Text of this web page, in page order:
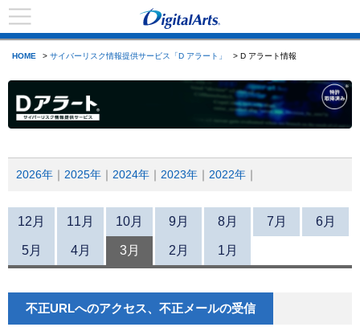
HOME > サイバーリスク情報提供サービス「D アラート」 > D アラート情報
2026年 2025年 2024年 2023年 2022年
12月 11月 10月 9月 8月 7月 6月
5月 4月 3月 2月 1月
不正URLへのアクセス、不正メールの受信